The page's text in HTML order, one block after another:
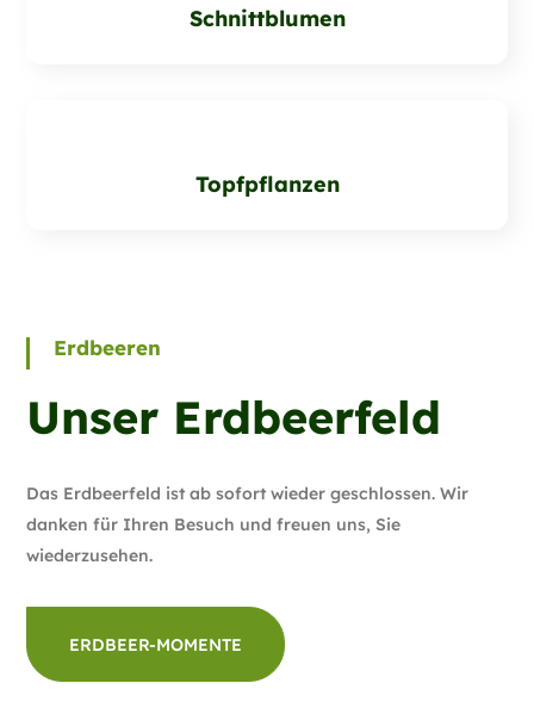
Schnittblumen
Topfpflanzen
Erdbeeren
Unser Erdbeerfeld
Das Erdbeerfeld ist ab sofort wieder geschlossen. Wir
danken für Ihren Besuch und freuen uns, Sie
wiederzusehen.
ERDBEER-MOMENTE